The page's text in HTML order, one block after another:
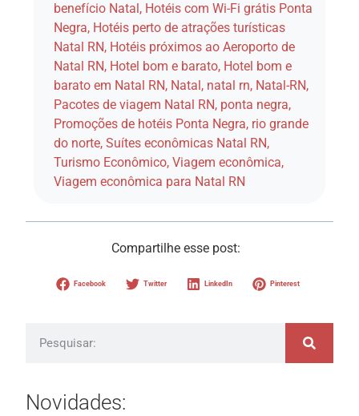
benefício Natal , Hotéis com Wi-Fi grátis Ponta
Negra, Hotéis perto de atrações turísticas
Natal RN, Hotéis próximos ao Aeroporto de
Natal RN, Hotel bom e barato, Hotel bom e
barato em Natal RN, Natal , natal rn, Natal-RN,
Pacotes de viagem Natal RN, ponta negra,
Promoções de hotéis Ponta Negra, rio grande
do norte, Suítes econômicas Natal RN,
Turismo Econômico, Viagem econômica,
Viagem econômica para Natal RN
Compartilhe esse post:
Facebook Twitter LinkedIn Pinterest
Novidades: